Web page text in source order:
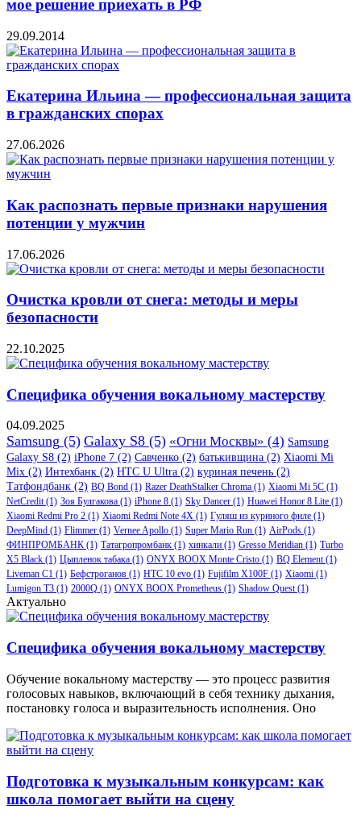
мое решение приехать в РФ
29.09.2014
Екатерина Ильина — профессиональная защита
в гражданских спорах
27.06.2026
Как распознать первые признаки нарушения
потенции у мужчин
17.06.2026
Очистка кровли от снега: методы и меры
безопасности
22.10.2025
Специфика обучения вокальному мастерству
04.09.2025
Samsung (5) Galaxy S8 (5) «Огни Москвы» (4) Samsung
Galaxy S8 (2) iPhone 7 (2) Савченко (2) батькивщина (2) Xiaomi Mi
Mix (2) Интехбанк (2) HTC U Ultra (2) куриная печень (2)
Татфондбанк (2) BQ Bond (1) Razer DeathStalker Chroma (1) Xiaomi Mi 5C (1)
NetCredit(1) Зоя Булгакова (1) iPhone 8 (1) Sky Dancer (1) Huawei Honor 8 Lite (1)
Xiaomi Redmi Pro 2 (1) Xiaomi Redmi Note 4X (1) Гуляш из куриного филе (1)
DeepMind (1) Flimmer (1) Vernee Apollo (1) Super Mario Run (1) AirPods (1)
ФИНПРОМБАНК (1) Татагропромбанк (1) хинкали (1) Gresso Meridian (1) Turbo
X5 Black (1) Цыпленок табака (1) ONYX BOOX Monte Cristo (1) BQ Element(1)
Liveman C1 (1) Бефстроганов (1) HTC 10 evo (1) Fujifilm X100F (1) Xiaomi (1)
Lumigon T3 (1) 2000Q (1) ONYX BOOX Prometheus (1) Shadow Quest(1)
Актуально
Специфика обучения вокальному мастерству
Обучение вокальному мастерству — это процесс развития
голосовых навыков, включающий в себя технику дыхания,
постановку голоса и выразительность исполнения. Оно
Подготовка к музыкальным конкурсам: как
школа помогает выйти на сцену